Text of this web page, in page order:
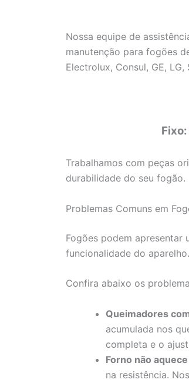
Nossa equipe de
manutenção para fogões
Electrolux, Consul, GE,
Fixo:
Trabalhamos com peças
durabilidade do seu fogão.
Problemas Comuns em
Fogões podem apresentar
funcionalidade do aparelho.
Confira abaixo os
Queimadores
acumulada nos
completa e o
Forno não
na resistência.